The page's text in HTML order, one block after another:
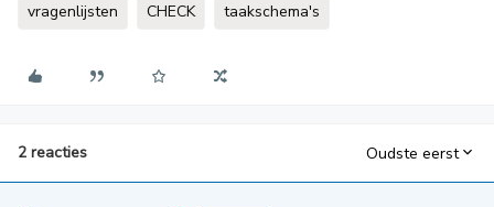
vragenlijsten CHECK taakschema's
2 reacties Oudste eerst